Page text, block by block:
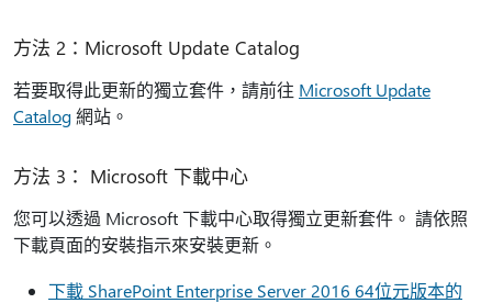
方法 2：Microsoft Update Catalog
若要取得此更新的獨立套件，請前往 Microsoft Update
Catalog網站。
方法 3： Microsoft 下載中心
您可以透過 Microsoft 下載中心取得獨立更新套件。 請依照
下載頁面的安裝指示來安裝更新。
下載 SharePoint Enterprise Server 2016 64位元版本的